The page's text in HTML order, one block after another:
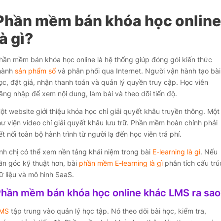
mềm bán khóa học online
gì?
mềm bán khóa học online là hệ thống giúp đóng gói kiến thức
sản phẩm sốvà phân phối qua Internet. Người vận hành tạo bài
đặt giá, nhận thanh toán và quản lý quyền truy cập. Học viên
nhập để xem nội dung, làm bài và theo dõi tiến độ.
website giới thiệu khóa học chỉ giải quyết khâu truyền thông. Một
viện video chỉ giải quyết khâu lưu trữ. Phần mềm hoàn chỉnh phải
nối toàn bộ hành trình từ người lạ đến học viên trả phí.
chị có thể xem nền tảng khái niệm trong bài E-learning là gì. Nếu
góc kỹ thuật hơn, bài phần mềm E-learning là gìphân tích cấu
liệu và mô hình SaaS.
mềm bán khóa học online khác LMS ra
tập trung vào quản lý học tập. Nó theo dõi bài học, kiểm tra,